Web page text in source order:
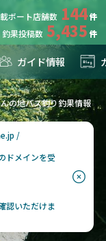
ボート店舗数 144
釣果投稿数 5,435
ガイド情報
の地バス釣り釣果情報
/
ドメインを受
認いただけま